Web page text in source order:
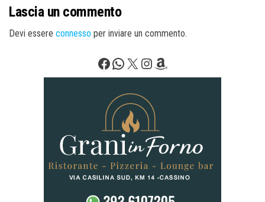
Lascia un commento
Devi essere connesso per inviare un commento.
Facebook
WhatsApp
X Instagram
Amazon